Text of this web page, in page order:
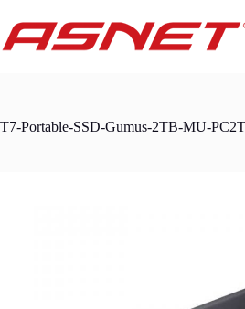
content
T7-Portable-SSD-Gumus-2TB-MU-